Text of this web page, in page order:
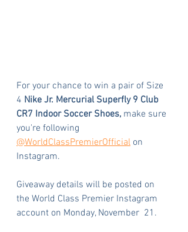
For your chance to win a pair of Size
4 Nike Jr. Mercurial Superfly 9 Club
CR7 Indoor Soccer Shoes, make sure
you're following
@WorldClassPremierOfficial on
Instagram.
Giveaway details will be posted on
the World Class Premier Instagram
account on Monday, November  21.